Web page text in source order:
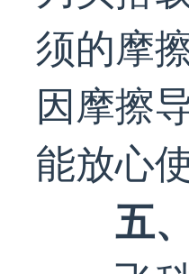
须的摩
因摩擦
能放心使
五